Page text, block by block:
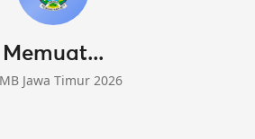
Memuat...
Jawa Timur 2026